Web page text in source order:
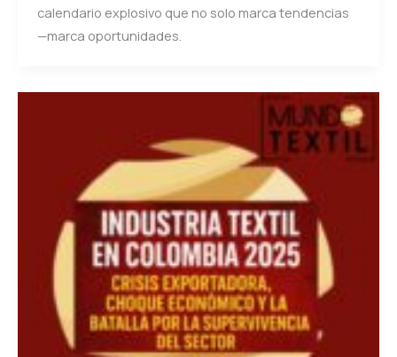
calendario explosivo que no solo marca tendencias
—marca oportunidades.